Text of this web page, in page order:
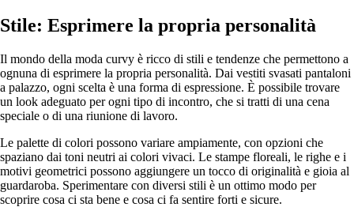
Stile: Esprimere la propria personalità
Il mondo della moda curvy è ricco di stili e tendenze che permettono a
ognuna di esprimere la propria personalità. Dai vestiti svasati pantaloni
a palazzo, ogni scelta è una forma di espressione. È possibile trovare
un look adeguato per ogni tipo di incontro, che si tratti di una cena
speciale o di una riunione di lavoro.
Le palette di colori possono variare ampiamente, con opzioni che
spaziano dai toni neutri ai colori vivaci. Le stampe floreali, le righe e i
motivi geometrici possono aggiungere un tocco di originalità e gioia al
guardaroba. Sperimentare con diversi stili è un ottimo modo per
scoprire cosa ci sta bene e cosa ci fa sentire forti e sicure.